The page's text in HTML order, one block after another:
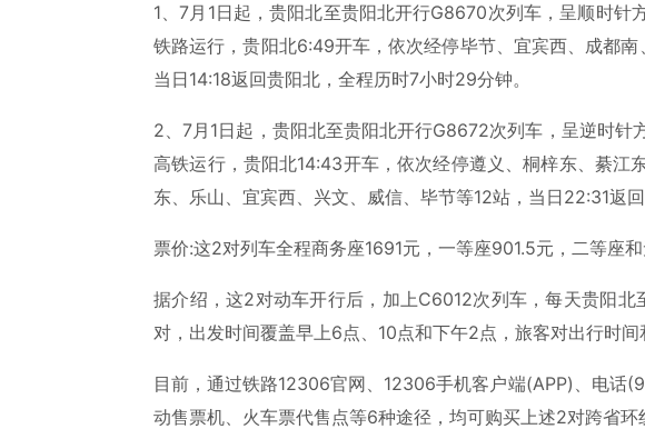
1、7月1日起，贵阳北至贵阳北开行G8670次列车，呈顺时针
铁路运行，贵阳北6:49开车，依次经停毕节、宜宾西、成都南
当日14:18返回贵阳北，全程历时7小时29分钟。
2、7月1日起，贵阳北至贵阳北开行G8672次列车，呈逆时针
高铁运行，贵阳北14:43开车，依次经停遵义、桐梓东、綦江
东、乐山、宜宾西、兴文、威信、毕节等12站，当日22:31返
票价:这2对列车全程商务座1691元，一等座901.5元，二等座和
据介绍，这2对动车开行后，加上C6012次列车，每天贵阳
对，出发时间覆盖早上6点、10点和下午2点，旅客对出行时间
目前，通过铁路12306官网、12306手机客户端(APP)、电话
动售票机、火车票代售点等6种途径，均可购买上述2对跨省环